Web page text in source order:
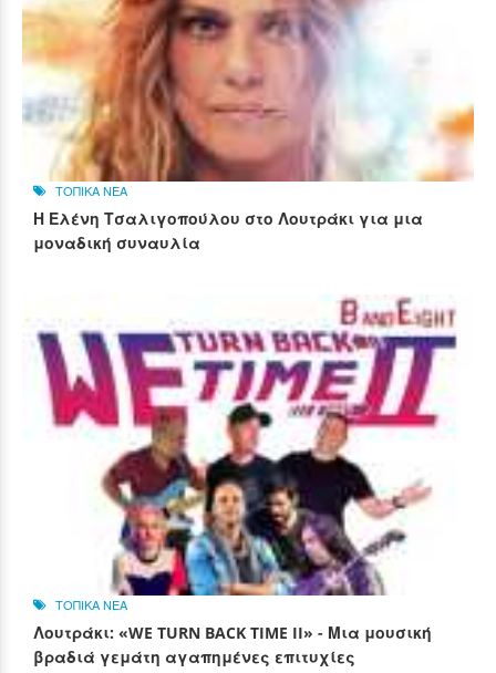
ΤΟΠΙΚΑ ΝΕΑ
Η Ελένη Τσαλιγοπούλου στο Λουτράκι για μια
μοναδική συναυλία
ΤΟΠΙΚΑ ΝΕΑ
Λουτράκι: «WE TURN BACK TIME II» - Μια μουσική
βραδιά γεμάτη αγαπημένες επιτυχίες